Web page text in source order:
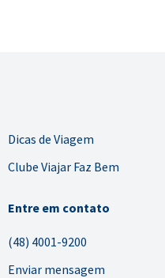
Dicas de Viagem
Clube Viajar Faz Bem
Entre em contato
(48) 4001-9200
Enviar mensagem